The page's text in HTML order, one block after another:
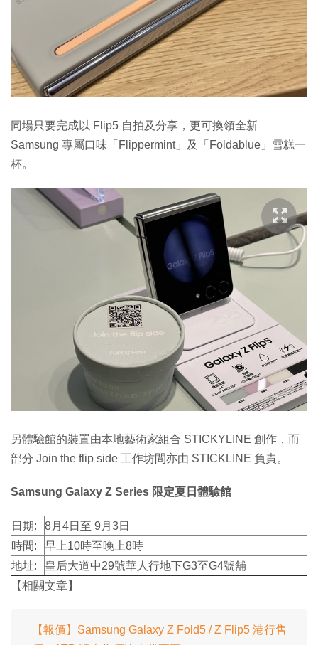
同場只要完成以 Flip5 自拍及分享，更可換領全新
Samsung 專屬口味「Flippermint」及「Foldablue」雪糕一
杯。
另體驗館的裝置由本地藝術家組合 STICKYLINE 創作，而
部分 Join the flip side 工作坊間亦由 STICKLINE 負責。
Samsung Galaxy Z Series 限定夏日體驗館
日期:
8月4日至 9月3日
時間:
早上10時至晚上8時
地址:
皇后大道中29號華人行地下G3至G4號舖
【相關文章】
【報價】Samsung Galaxy Z Fold5 / Z Flip5 港行售